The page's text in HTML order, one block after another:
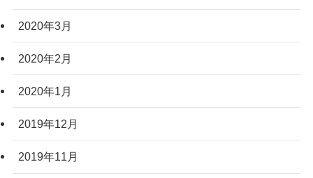
2020年3月
2020年2月
2020年1月
2019年12月
2019年11月